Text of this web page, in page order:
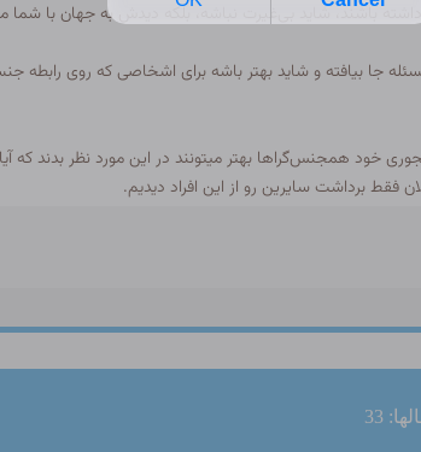
باشند، شاید بی‌غیرت نباشه، بلکه دیدش به جهان با شما
جا بیافته و شاید بهتر باشه برای اشخاصی که روی رابطه
خود همجنس‌گراها بهتر میتونند در این مورد نظر بدند که
برداشت سایرین رو از این افراد دیدیم.
33